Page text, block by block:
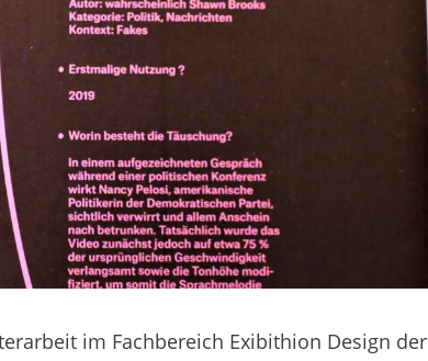
im Fachbereich Exibithion Design der